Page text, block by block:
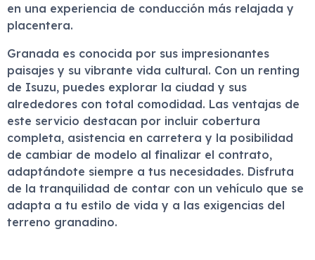
en una experiencia de conducción más relajada y
placentera.
Granada es conocida por sus impresionantes
paisajes y su vibrante vida cultural. Con un renting
de Isuzu, puedes explorar la ciudad y sus
alrededores con total comodidad. Las ventajas de
este servicio destacan por incluir cobertura
completa, asistencia en carretera y la posibilidad
de cambiar de modelo al finalizar el contrato,
adaptándote siempre a tus necesidades. Disfruta
de la tranquilidad de contar con un vehículo que se
adapta a tu estilo de vida y a las exigencias del
terreno granadino.